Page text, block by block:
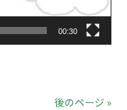
00:30
後のページ »